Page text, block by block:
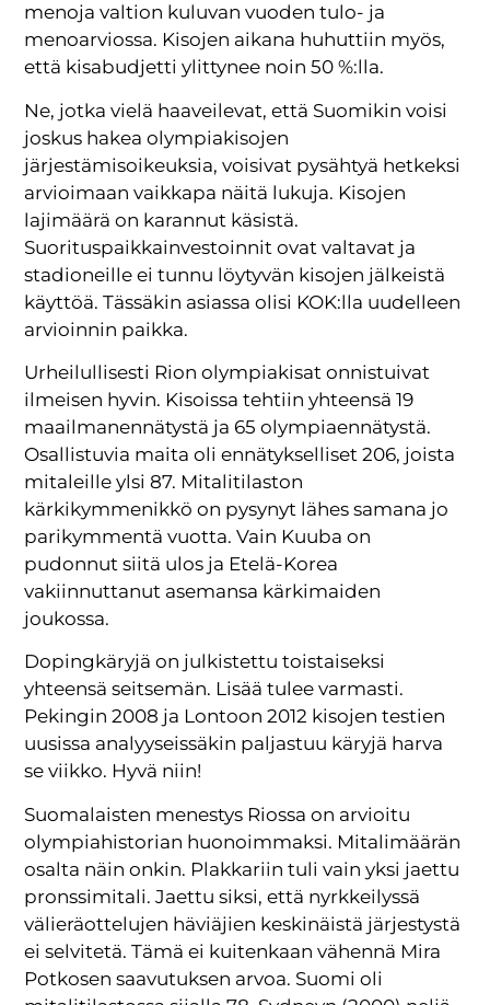
menoja valtion kuluvan vuoden tulo- ja
menoarviossa. Kisojen aikana huhuttiin myös,
että kisabudjetti ylittynee noin 50 %:lla.
Ne, jotka vielä haaveilevat, että Suomikin voisi
joskus hakea olympiakisojen
järjestämisoikeuksia, voisivat pysähtyä hetkeksi
arvioimaan vaikkapa näitä lukuja. Kisojen
lajimäärä on karannut käsistä.
Suorituspaikkainvestoinnit ovat valtavat ja
stadioneille ei tunnu löytyvän kisojen jälkeistä
käyttöä. Tässäkin asiassa olisi KOK:lla uudelleen
arvioinnin paikka.
Urheilullisesti Rion olympiakisat onnistuivat
ilmeisen hyvin. Kisoissa tehtiin yhteensä 19
maailmanennätystä ja 65 olympiaennätystä.
Osallistuvia maita oli ennätykselliset 206, joista
mitaleille ylsi 87. Mitalitilaston
kärkikymmenikkö on pysynyt lähes samana jo
parikymmentä vuotta. Vain Kuuba on
pudonnut siitä ulos ja Etelä-Korea
vakiinnuttanut asemansa kärkimaiden
joukossa.
Dopingkäryjä on julkistettu toistaiseksi
yhteensä seitsemän. Lisää tulee varmasti.
Pekingin 2008 ja Lontoon 2012 kisojen testien
uusissa analyyseissäkin paljastuu käryjä harva
se viikko. Hyvä niin!
Suomalaisten menestys Riossa on arvioitu
olympiahistorian huonoimmaksi. Mitalimäärän
osalta näin onkin. Plakkariin tuli vain yksi jaettu
pronssimitali. Jaettu siksi, että nyrkkeilyssä
välieräottelujen häviäjien keskinäistä järjestystä
ei selvitetä. Tämä ei kuitenkaan vähennä Mira
Potkosen saavutuksen arvoa. Suomi oli